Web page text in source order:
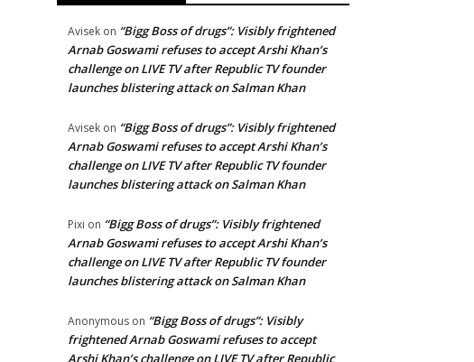
Avisek on “Bigg Boss of drugs”: Visibly frightened
Arnab Goswami refuses to accept Arshi Khan’s
challenge on LIVE TV after Republic TV founder
launches blistering attack on Salman Khan
Avisek on “Bigg Boss of drugs”: Visibly frightened
Arnab Goswami refuses to accept Arshi Khan’s
challenge on LIVE TV after Republic TV founder
launches blistering attack on Salman Khan
Pixi on “Bigg Boss of drugs”: Visibly frightened
Arnab Goswami refuses to accept Arshi Khan’s
challenge on LIVE TV after Republic TV founder
launches blistering attack on Salman Khan
Anonymous on “Bigg Boss of drugs”: Visibly
frightened Arnab Goswami refuses to accept
Arshi Khan’s challenge on LIVE TV after Republic